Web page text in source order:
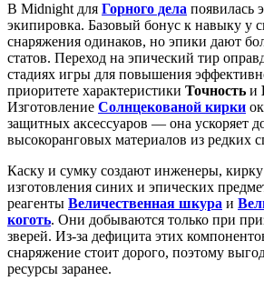
В Midnight для Горного дела появилась
экипировка. Базовый бонус к навыку у
снаряжения одинаков, но эпики дают
статов. Переход на эпический тир
стадиях игры для повышения
приоритете характеристики Точность и
Изготовление Солнцекованой кирки
защитных аксессуаров ­— она ускоряет
высокоранговых материалов из редких
Каску и сумку создают инженеры,
изготовления синих и эпических
реагенты Величественная шкура и
коготь. Они добываются только при
зверей. Из-за дефицита этих
снаряжение стоит дорого, поэтому
ресурсы заранее.